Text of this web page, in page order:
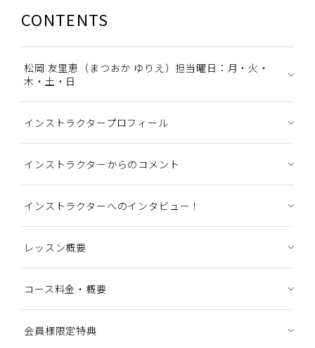
CONTENTS
松岡 友里恵（まつおか ゆりえ）担当曜日：月・火・
木・土・日
インストラクタープロフィール
インストラクターからのコメント
インストラクターへのインタビュー！
レッスン概要
コース料金・概要
会員様限定特典